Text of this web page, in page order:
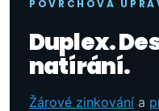
POVRCHOVÁ
Duplex.
natírání.
Žárové zinkování a